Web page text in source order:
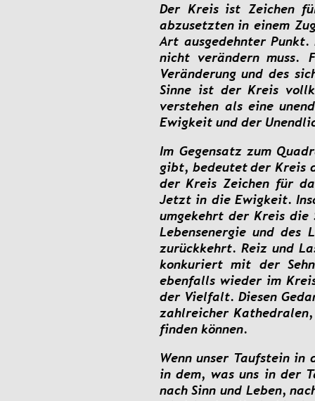
Der Kreis ist Zeichen
abzusetzten in einem
Art ausgedehnter Punkt.
nicht verändern muss.
Veränderung und des
Sinne ist der Kreis
verstehen als eine
Ewigkeit und der
Im Gegensatz zum
gibt, bedeutet der Kreis
der Kreis Zeichen für
Jetzt in die Ewigkeit.
umgekehrt der Kreis die
Lebensenergie und des
zurückkehrt. Reiz und
konkuriert mit der
ebenfalls wieder im
der Vielfalt. Diesen
zahlreicher Kathedralen,
finden können.
Wenn unser Taufstein in
in dem, was uns in der
nach Sinn und Leben,